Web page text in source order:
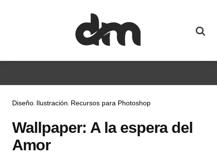
Diseño Ilustración Recursos para Photoshop
Wallpaper: A la espera del
Amor